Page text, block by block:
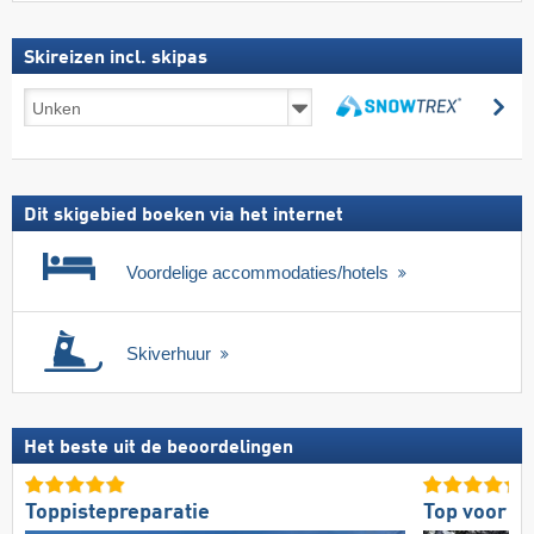
Skireizen incl. skipas
incl.
Dit skigebied boeken via het internet
Voordelige accommodaties/hotels
Skiverhuur
Het beste uit de beoordelingen
Toppistepreparatie Top voor